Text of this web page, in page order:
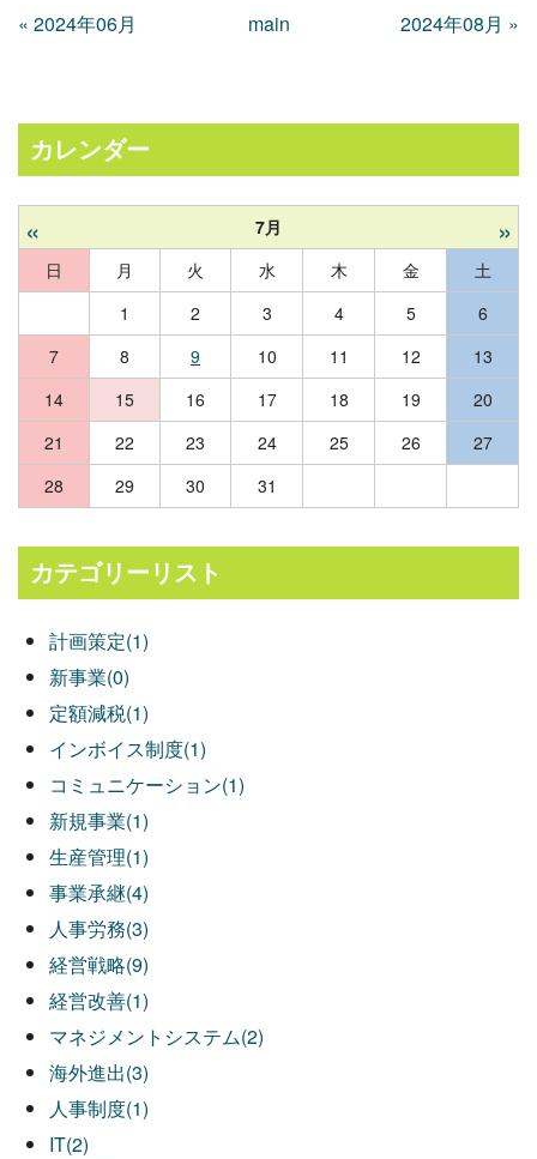
« 2024年06月 main 2024年08月 »
カレンダー
« 7月 »
日 月 火 水 木 金
土
1
2 3 4 5
6
7
8 9 10 11 12
13
14
15 16 17 18 19
20
21
22 23 24 25 26
27
28
29 30 31
カテゴリーリスト
計画策定(1)
新事業(0)
定額減税(1)
インボイス制度(1)
コミュニケーション(1)
新規事業(1)
生産管理(1)
事業承継(4)
人事労務(3)
経営戦略(9)
経営改善(1)
マネジメントシステム(2)
海外進出(3)
人事制度(1)
IT(2)